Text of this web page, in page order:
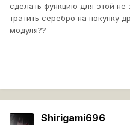
сделать функцию для этой не
тратить серебро на покупку
модуля??
Shirigami696